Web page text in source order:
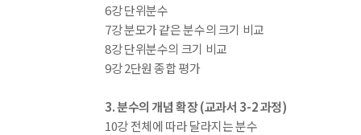
6강 단위분수
7강 분모가 같은 분수의 크기 비교
8강 단위분수의 크기 비교
9강 2단원 종합 평가
3. 분수의 개념 확장 (교과서 3-2 과정)
10강 전체에 따라 달라지는 분수